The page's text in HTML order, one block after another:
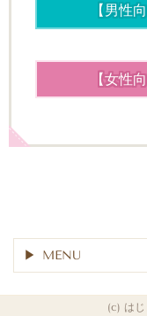
【男性
【女性
MENU
(c) は